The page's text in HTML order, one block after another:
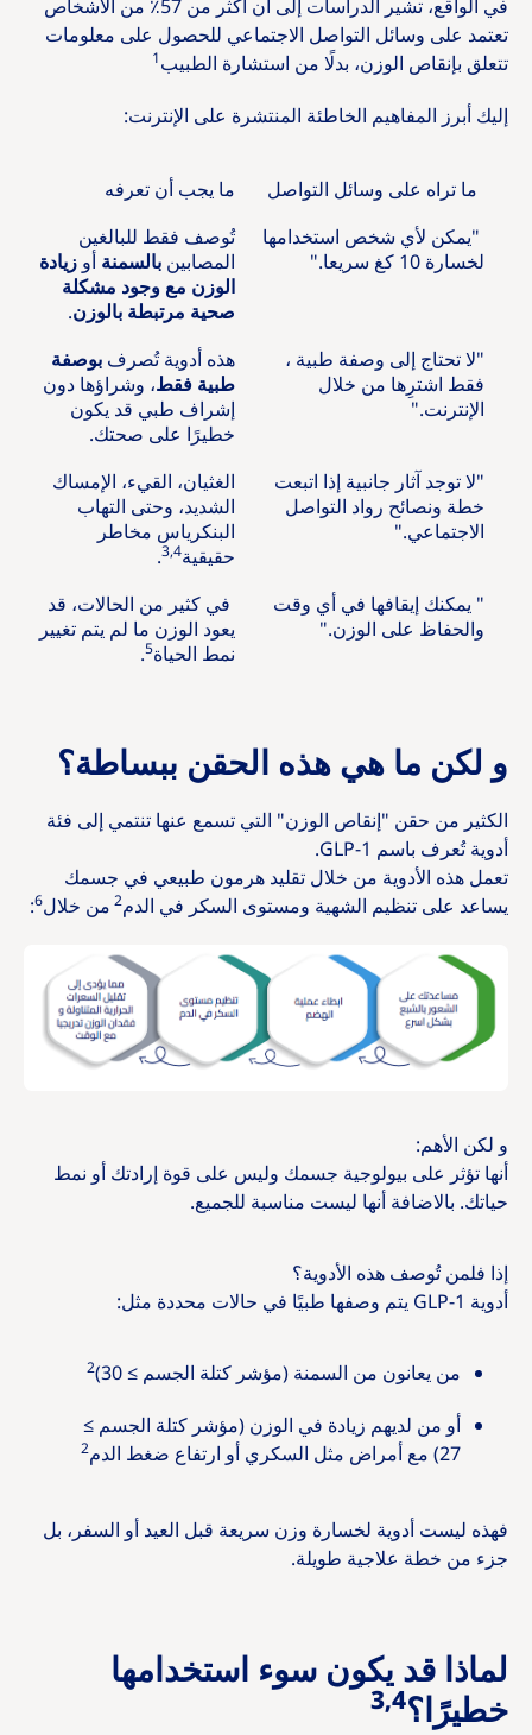
في الواقع، تشير الدراسات إلى أن أكثر من 57٪ من الأشخاص
تعتمد على وسائل التواصل الاجتماعي للحصول على معلومات
تتعلق بإنقاص الوزن، بدلًا من استشارة الطبيب1
إليك أبرز المفاهيم الخاطئة المنتشرة على الإنترنت:
ما تراه على وسائل التواصل
ما يجب أن تعرفه
"يمكن لأي شخص استخدامها
لخسارة 10 كغ سريعا."
تُوصف فقط للبالغين
المصابين بالسمنة أو زيادة
الوزن مع وجود مشكلة
صحية مرتبطة بالوزن.
"لا تحتاج إلى وصفة طبية ،
فقط اشترِها من خلال
الإنترنت."
هذه أدوية تُصرف بوصفة
طبية فقط، وشراؤها دون
إشراف طبي قد يكون
خطيرًا على صحتك.
"لا توجد آثار جانبية إذا اتبعت
خطة ونصائح رواد التواصل
الاجتماعي."
الغثيان، القيء، الإمساك
الشديد، وحتى التهاب
البنكرياس مخاطر
حقيقية3,4
.
" يمكنك إيقافها في أي وقت
والحفاظ على الوزن."
في كثير من الحالات، قد
يعود الوزن ما لم يتم تغيير
نمط الحياة5
.
و لكن ما هي هذه الحقن ببساطة؟
الكثير من حقن "إنقاص الوزن" التي تسمع عنها تنتمي إلى فئة
أدوية تُعرف باسم GLP-1.
تعمل هذه الأدوية من خلال تقليد هرمون طبيعي في جسمك
يساعد على تنظيم الشهية ومستوى السكر في الدم2 من خلال6
:
و لكن الأهم:
أنها تؤثر على بيولوجية جسمك وليس على قوة إرادتك أو نمط
حياتك. بالاضافة أنها ليست مناسبة للجميع.
إذا فلمن تُوصف هذه الأدوية؟
أدوية GLP-1 يتم وصفها طبيًا في حالات محددة مثل:
من يعانون من السمنة (مؤشر كتلة الجسم ≥ 30) 2
أو من لديهم زيادة في الوزن (مؤشر كتلة الجسم ≥
27) مع أمراض مثل السكري أو ارتفاع ضغط الدم
2
فهذه ليست أدوية لخسارة وزن سريعة قبل العيد أو السفر، بل
جزء من خطة علاجية طويلة.
لماذا قد يكون سوء استخدامها
خطيرًا؟3,4